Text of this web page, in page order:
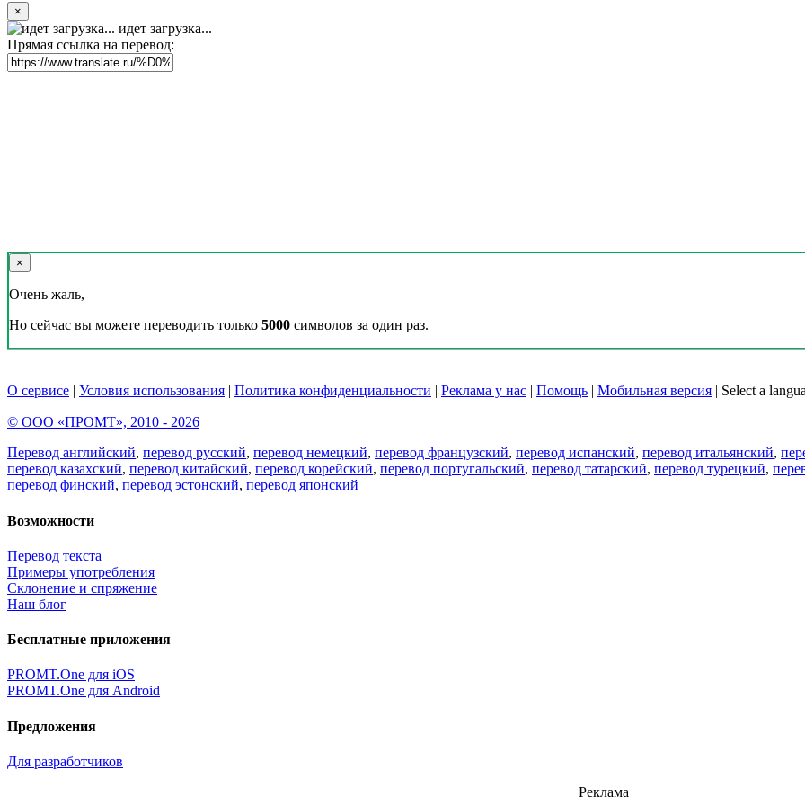
×
идет загрузка...
Прямая ссылка на перевод:
×
Очень жаль,
Но сейчас вы можете переводить только 5000 символов за один раз.
О сервисе | Условия использования | Политика конфиденциальности | Реклама у нас | Помощь | Мобильная версия | Select a
© ООО «ПРОМТ», 2010 - 2026
Перевод английский, перевод русский, перевод немецкий, перевод французский, перевод испанский, перевод итальянский,
перевод казахский, перевод китайский, перевод корейский, перевод португальский, перевод татарский, перевод турецкий,
перевод финский, перевод эстонский, перевод японский
Возможности
Перевод текста
Примеры употребления
Склонение и спряжение
Наш блог
Бесплатные приложения
PROMT.One для iOS
PROMT.One для Android
Предложения
Для разработчиков
Реклама